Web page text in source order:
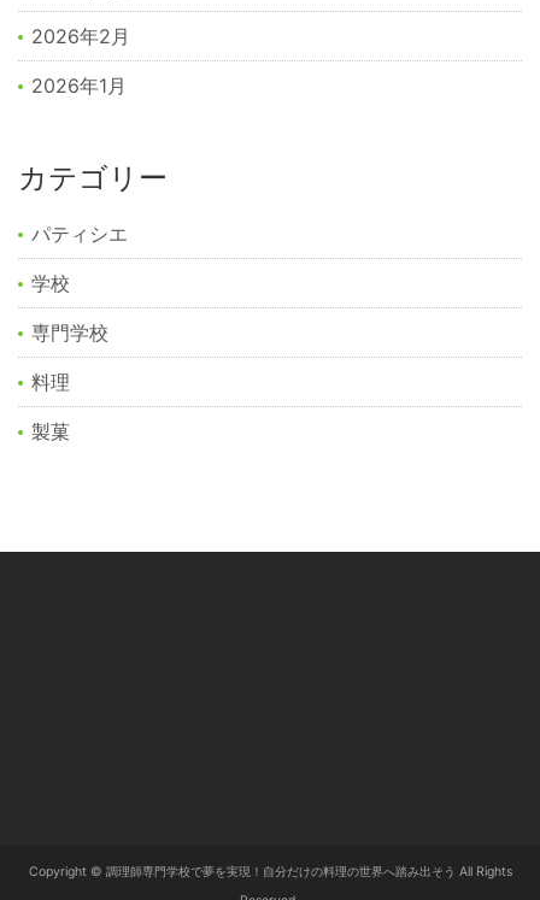
2026年2月
2026年1月
カテゴリー
パティシエ
学校
専門学校
料理
製菓
Copyright © 調理師専門学校で夢を実現！自分だけの料理の世界へ踏み出そう All Rights